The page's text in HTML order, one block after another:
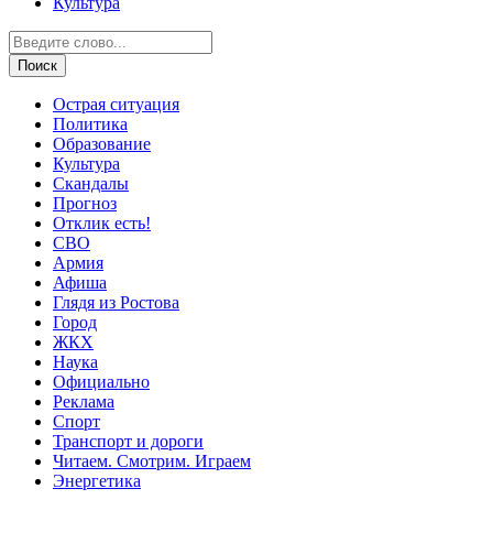
Острая ситуация
Политика
Образование
Культура
Скандалы
Прогноз
Отклик есть!
СВО
Армия
Афиша
Глядя из Ростова
Город
ЖКХ
Наука
Официально
Реклама
Спорт
Транспорт и дороги
Читаем. Смотрим. Играем
Энергетика